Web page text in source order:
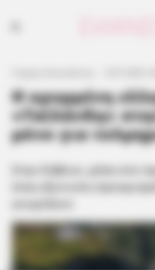
Η κρυμμένη
«Ταϊλάνδη»
μόνο για
Στην Εύβοια, μέσα στο